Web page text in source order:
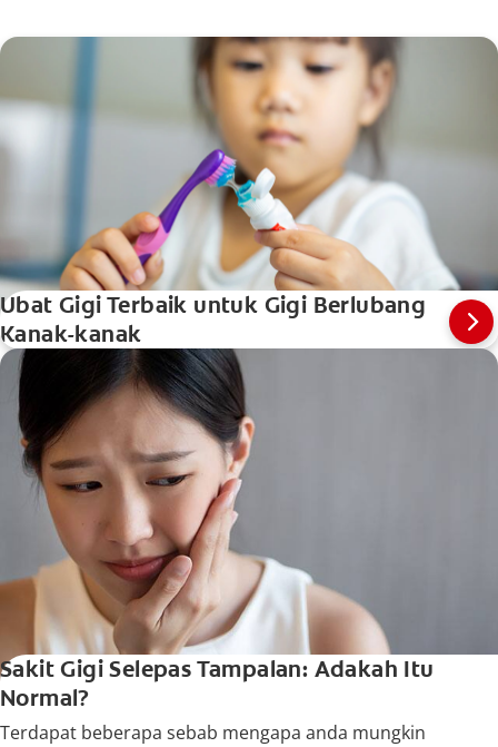
Ubat Gigi Terbaik untuk Gigi Berlubang
Kanak-kanak
Sakit Gigi Selepas Tampalan: Adakah Itu
Normal?
Terdapat beberapa sebab mengapa anda mungkin